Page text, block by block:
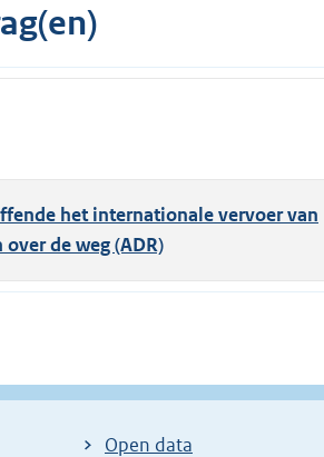
het internationale vervoer van
de weg (ADR)
Open data